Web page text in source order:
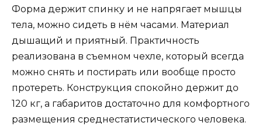
Форма держит спинку и не напрягает мышцы
тела, можно сидеть в нём часами. Материал
дышащий и приятный. Практичность
реализована в съемном чехле, который всегда
можно снять и постирать или вообще просто
протереть. Конструкция спокойно держит до
120 кг, а габаритов достаточно для комфортного
размещения среднестатистического человека.